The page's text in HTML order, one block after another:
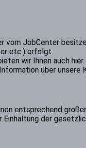
vom JobCenter
etc.) erfolgt.
wir Ihnen auch
über
entsprechend
der